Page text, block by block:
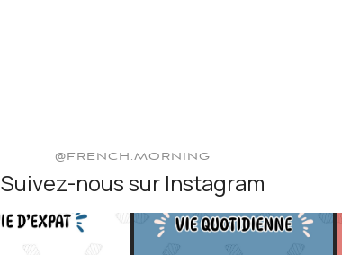
@FRENCH.MORNING
Suivez-nous sur Instagram